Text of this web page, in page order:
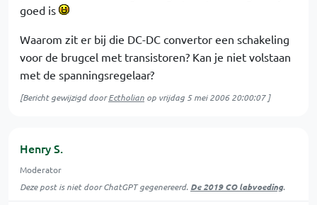
goed is
Waarom zit er bij die DC-DC convertor een schakeling
voor de brugcel met transistoren? Kan je niet volstaan
met de spanningsregelaar?
[Bericht gewijzigd doorEctholian op vrijdag 5 mei 2006 20:00:07]
Henry S.
Moderator
Deze post is niet door ChatGPT gegenereerd. De 2019 CO labvoeding.